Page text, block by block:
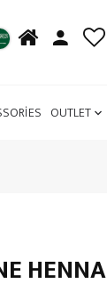
OUTLET
HENNA